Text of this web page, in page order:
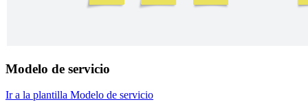
Modelo de servicio
Ir a la plantilla Modelo de servicio